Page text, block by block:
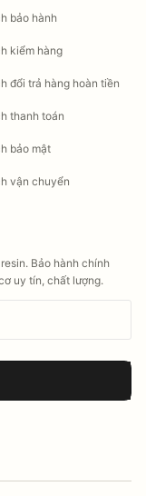
bảo hành
kiểm hàng
đổi trả hàng hoàn tiền
thanh toán
bảo mật
vận chuyển
Bảo hành chính
uy tín, chất lượng.